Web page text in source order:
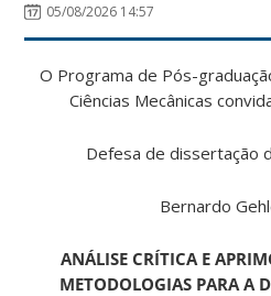
05/08/2026 14:57
O Programa de Pós-
Ciências Mecânicas
Defesa de dissertação
Bernardo
ANÁLISE CRÍTICA E
METODOLOGIAS PARA A